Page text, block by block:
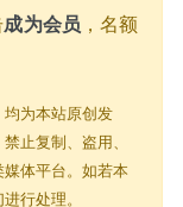
成为会员 ，名额
均为本站原创发
止复制、盗用、
媒体平台。如若本
行处理。